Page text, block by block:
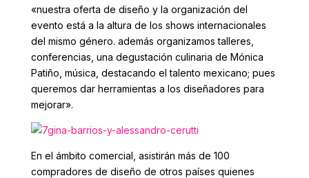
«nuestra oferta de diseño y la organización del
evento está a la altura de los shows internacionales
del mismo género. además organizamos talleres,
conferencias, una degustación culinaria de Mónica
Patiño, música, destacando el talento mexicano; pues
queremos dar herramientas a los diseñadores para
mejorar».
En el ámbito comercial, asistirán más de 100
compradores de diseño de otros países quienes